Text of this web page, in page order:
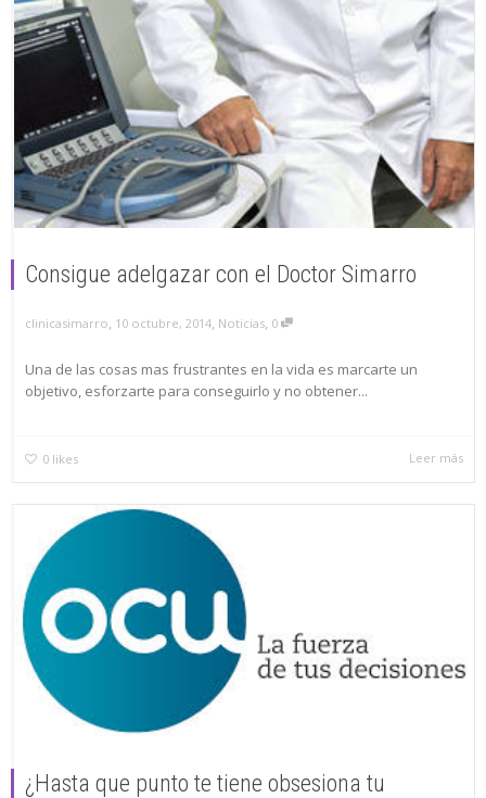
Consigue adelgazar con el Doctor Simarro
clinicasimarro, 10 octubre, 2014, Noticias, 0
Una de las cosas mas frustrantes en la vida es marcarte un
objetivo, esforzarte para conseguirlo y no obtener...
0 likes Leer más
¿Hasta que punto te tiene obsesiona tu